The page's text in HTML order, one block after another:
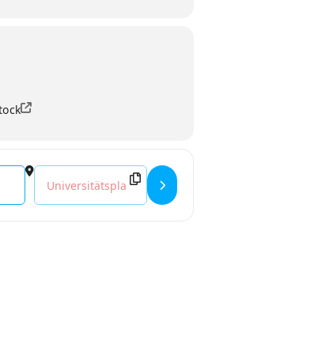
der Kempowski Tage 2026 []
Destination Address - Helene Bukowski: »Wer